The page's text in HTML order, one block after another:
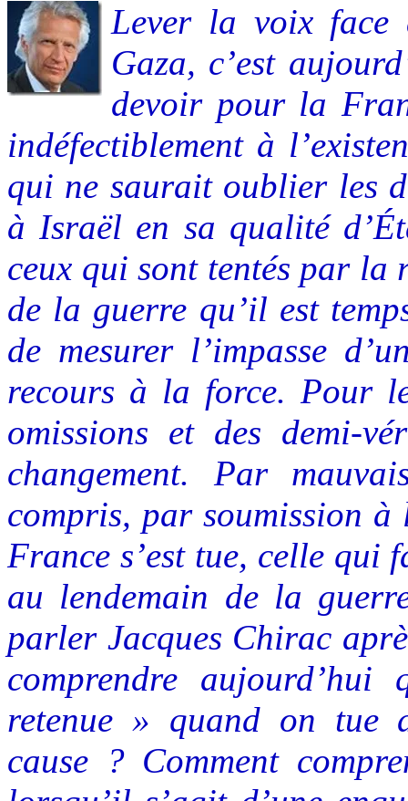
Lever la voix face
Gaza, c’est
devoir pour la
indéfectiblement à
qui ne saurait oublier les
à Israël en sa qualité
ceux qui sont tentés par la
de la guerre qu’il est
de mesurer l’impasse
recours à la force. Pour
omissions et des demi-
changement. Par
compris, par soumission
France s’est tue, celle
au lendemain de la
parler Jacques Chirac
comprendre
retenue » quand on tue
cause ? Comment